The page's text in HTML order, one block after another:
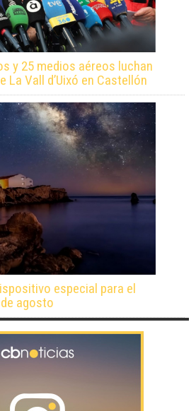
y 25 medios aéreos luchan
La Vall d’Uixó en Castellón
especial para el
agosto